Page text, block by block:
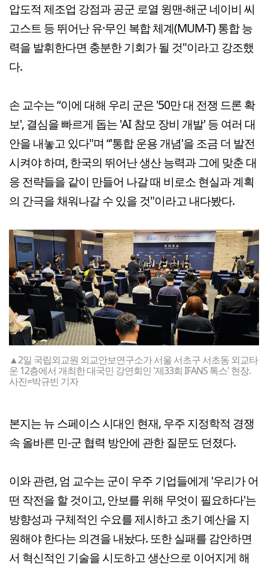
압도적 제조업 강점과 공군 로열 윙맨-해군 네이비 씨
고스트 등 뛰어난 유·무인 복합 체계(MUM-T) 통합 능
력을 발휘한다면 충분한 기회가 될 것"이라고 강조했
다.
손 교수는 “이에 대해 우리 군은 '50만 대 전쟁 드론 확
보', 결심을 빠르게 돕는 'AI 참모 장비 개발' 등 여러 대
안을 내놓고 있다"며 “'통합 운용 개념'을 조금 더 발전
시켜야 하며, 한국의 뛰어난 생산 능력과 그에 맞춘 대
응 전략들을 같이 만들어 나갈 때 비로소 현실과 계획
의 간극을 채워나갈 수 있을 것"이라고 내다봤다.
▲2일 국립외교원 외교안보연구소가 서울 서초구 서초동 외교타
운 12층에서 개최한 대국민 강연회인 '제33회 IFANS 톡스' 현장.
사진=박규빈 기자
본지는 뉴 스페이스 시대인 현재, 우주 지정학적 경쟁
속 올바른 민-군 협력 방안에 관한 질문도 던졌다.
이와 관련, 엄 교수는 군이 우주 기업들에게 '우리가 어
떤 작전을 할 것이고, 안보를 위해 무엇이 필요하다'는
방향성과 구체적인 수요를 제시하고 초기 예산을 지
원해야 한다는 의견을 내놨다. 또한 실패를 감안하면
서 혁신적인 기술을 시도하고 생산으로 이어지게 해